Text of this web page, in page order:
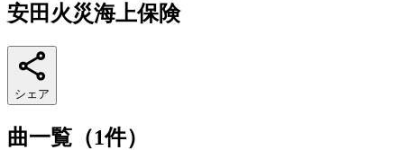
安田火災海上保険
シェア
曲一覧（1件）